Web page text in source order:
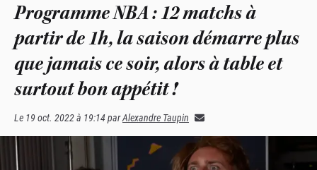
Programme NBA : 12 matchs à
partir de 1h, la saison démarre plus
que jamais ce soir, alors à table et
surtout bon appétit !
Le 19 oct. 2022 à 19:14parAlexandre Taupin